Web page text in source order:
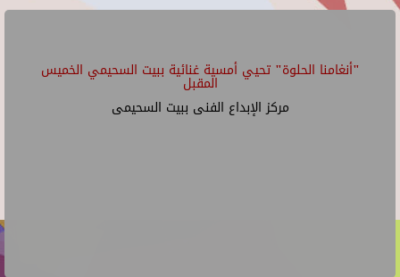
"أنغامنا الحلوة" تحيي أمسية غنائية ببيت السحيمي الخميس
المقبل
مركز الإبداع الفنى ببيت السحيمى